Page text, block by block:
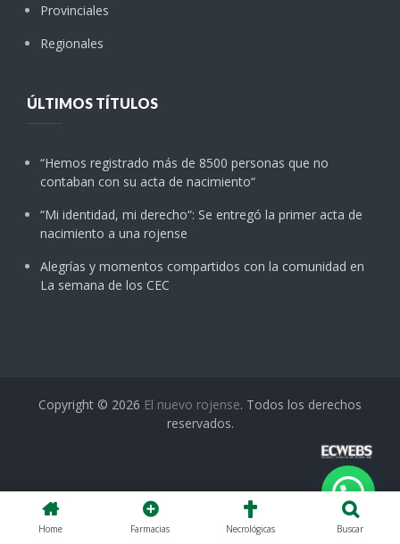
Provinciales
Regionales
ÚLTIMOS TÍTULOS
“Hemos registrado más de 8500 personas que no
contaban con su acta de nacimiento“
“Mi identidad, mi derecho“: Se entregó la primer acta de
nacimiento a una rojense
Alegrías y momentos compartidos con la comunidad en
La semana de los CEC
Copyright © 2026 El nuevo rojense. Todos los derechos
reservados.
Home Farmacias Necrológicas Buscar